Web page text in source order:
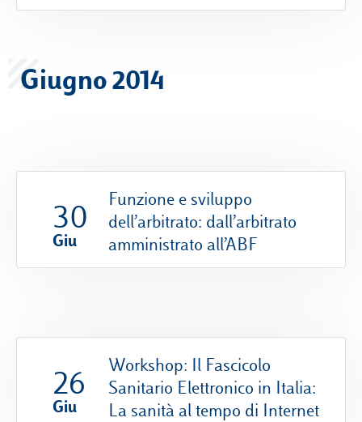
Giugno 2014
30
Giu
Funzione e sviluppo
dell’arbitrato: dall’arbitrato
amministrato all’ABF
26
Giu
Workshop: Il Fascicolo
Sanitario Elettronico in Italia:
La sanità al tempo di Internet